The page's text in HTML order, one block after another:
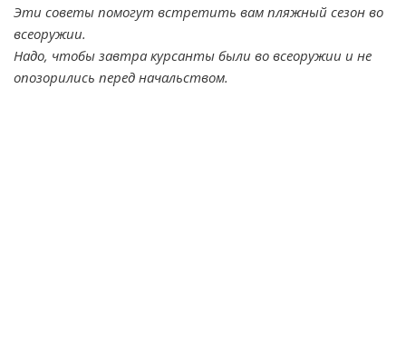
Эти советы помогут встретить вам пляжный сезон во
всеоружии.
Надо, чтобы завтра курсанты были во всеоружии и не
опозорились перед начальством.